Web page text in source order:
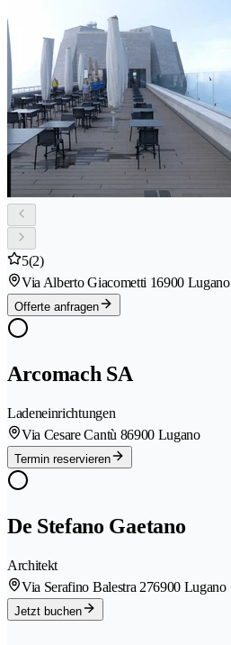
5(2)
Via Alberto Giacometti 16900 Lugano
Offerte anfragen
Arcomach SA
Ladeneinrichtungen
Via Cesare Cantù 86900 Lugano
Termin reservieren
De Stefano Gaetano
Architekt
Via Serafino Balestra 276900 Lugano
Jetzt buchen